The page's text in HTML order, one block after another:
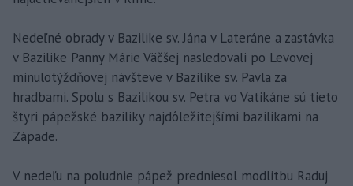
Nedeľné obrady v Bazilike sv. Jána v Lateráne a zastávka
v Bazilike Panny Márie Väčšej nasledovali po Levovej
minulotýždňovej návšteve v Bazilike sv. Pavla za
hradbami. Spolu s Bazilikou sv. Petra vo Vatikáne sú tieto
štyri pápežské baziliky najdôležitejšími bazilikami na
Západe.
V nedeľu na poludnie pápež predniesol modlitbu Raduj